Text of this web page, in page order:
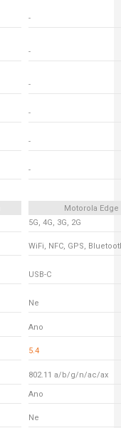
-
-
-
-
-
-
Motorola Edge
5G, 4G, 3G, 2G
WiFi, NFC, GPS,
USB-C
Ne
Ano
5.4
802.11 a/b/g/n/ac/ax
Ano
Ne